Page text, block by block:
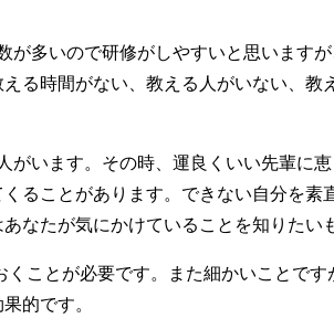
多いので研修がしやすいと思います
る時間がない、教える人がいない、教
います。その時、運良くいい先輩に
ることがあります。できない自分を素
なたが気にかけていることを知りたい
ことが必要です。また細かいことです
的です。